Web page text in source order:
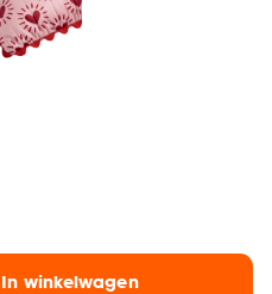
In winkelwagen